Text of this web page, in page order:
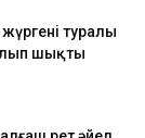
туралы
шықты